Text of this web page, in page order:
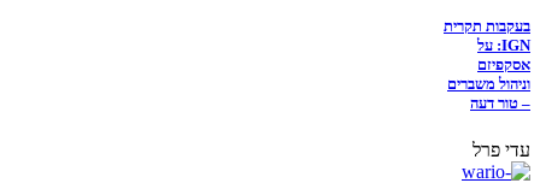
בעקבות תקרית
IGN: על
אסקפיזם
וניהול משברים
– טור דעה
עדי פרל